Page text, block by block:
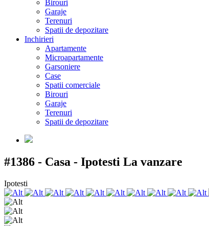
Birouri
Garaje
Terenuri
Spatii de depozitare
Inchirieri
Apartamente
Microapartamente
Garsoniere
Case
Spatii comerciale
Birouri
Garaje
Terenuri
Spatii de depozitare
#1386 - Casa - Ipotesti La vanzare
Ipotesti